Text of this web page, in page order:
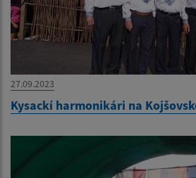
27.09.2023
Kysackí harmonikári na